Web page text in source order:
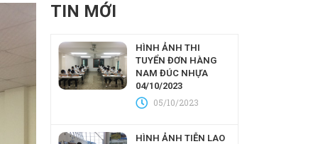
TIN MỚI
HÌNH ẢNH THI
TUYỂN ĐƠN HÀNG
NAM ĐÚC NHỰA
04/10/2023
05/10/2023
HÌNH ẢNH TIỄN LAO